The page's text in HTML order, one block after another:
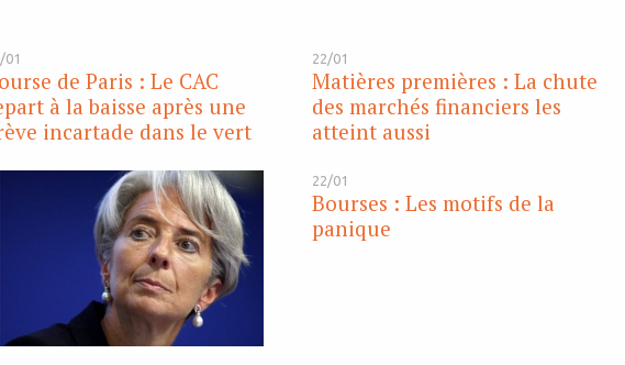
01
de Paris : Le CAC
à la baisse après une
incartade dans le vert
22/01
Matières premières : La chute
des marchés financiers les
atteint aussi
22/01
Bourses : Les motifs de la
panique